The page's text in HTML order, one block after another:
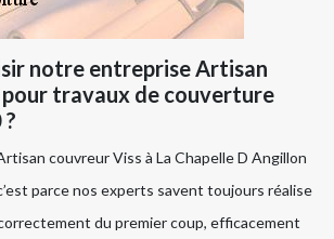
notre entreprise Artisan
travaux de couverture
couvreur Viss à La Chapelle D Angillon
parce nos experts savent toujours réalise
du premier coup, efficacement